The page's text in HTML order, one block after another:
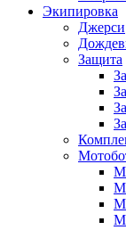
Экипировка
Джерси
Защита